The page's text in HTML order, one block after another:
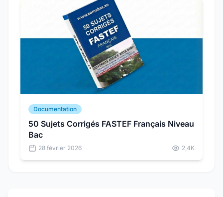
Documentation
50 Sujets Corrigés FASTEF Français Niveau
Bac
28 février 2026 2,4K